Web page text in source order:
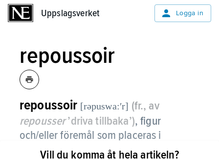
Uppslagsverket Logga in
repoussoir
repoussoir [rəpuswa:ʹr] (fr., av
repousser’driva tillbaka’), figur
och/eller föremål som placeras i
förgrunden på en målning och som
Vill du komma åt hela artikeln?